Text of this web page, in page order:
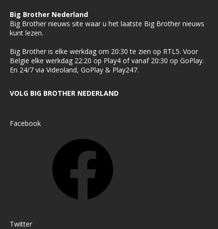
Big Brother Nederland
Big Brother nieuws site waar u het laatste Big Brother nieuws
kunt lezen.
Big Brother is elke werkdag om 20:30 te zien op RTL5. Voor
België elke werkdag 22:20 op Play4 of vanaf 20:30 op GoPlay.
En 24/7 via Videoland, GoPlay & Play247.
VOLG BIG BROTHER NEDERLAND
Facebook
Twitter